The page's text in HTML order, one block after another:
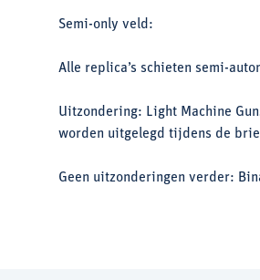
Semi-only veld:
Alle replica’s schieten semi-
Uitzondering: Light Machine
worden uitgelegd tijdens de
Geen uitzonderingen verder: